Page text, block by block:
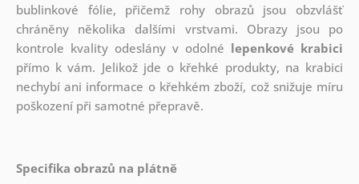
bublinkové fólie, přičemž rohy obrazů jsou obzvlášť
chráněny několika dalšími vrstvami. Obrazy jsou po
kontrole kvality odeslány v odolné lepenkové krabici
přímo k vám. Jelikož jde o křehké produkty, na krabici
nechybí ani informace o křehkém zboží, což snižuje míru
poškození při samotné přepravě.
Specifika obrazů na plátně